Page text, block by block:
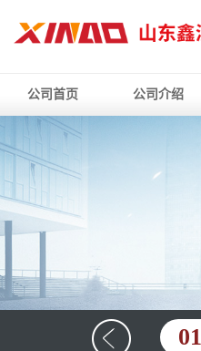
公司首页 公司介绍
01